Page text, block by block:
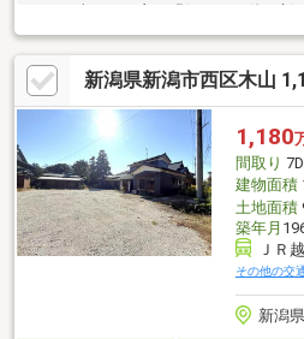
畳・6畳・8畳と3間続く今では珍しい
用は趣味のスペースにご活用可能♪○大
の方も大歓迎！附属建物は乗用車5台
あります。○敷地約300坪！これからの
やお子様のいるご家庭では庭でスポー
新潟県新潟市西区木山
1,180
間取り
建物面積
土地面積
築年月
ＪＲ
その他の交
新潟